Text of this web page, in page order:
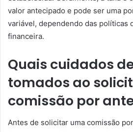
valor antecipado e pode ser uma
variável, dependendo das políticas
financeira.
Quais cuidados
tomados ao
comissão por
Antes de solicitar uma comissão